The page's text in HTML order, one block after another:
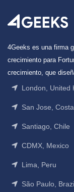
4Geeks es una firma
crecimiento para
crecimiento, que
London, United
San Jose,
Santiago, Chile
CDMX, Mexico
Lima, Peru
São Paulo,